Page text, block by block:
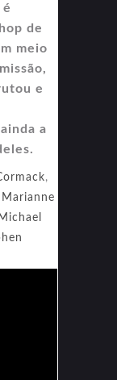
de
meio
e
a
,
Marianne
Michael